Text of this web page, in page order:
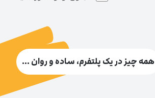
همه چیز در یک پلتفرم، ساده و روان ...